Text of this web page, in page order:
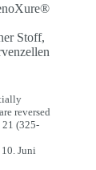
Stoff,
reversed
(325-
10. Juni